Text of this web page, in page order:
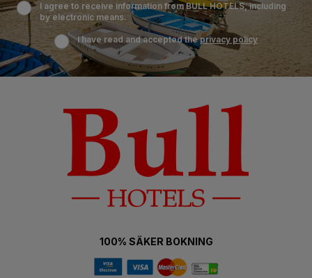
I agree to receive information from BULL HOTELS, including
by electronic means.
I have read and accepted theprivacy policy
100% SÄKER BOKNING